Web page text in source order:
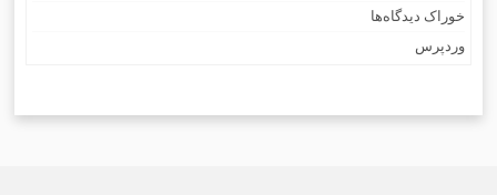
خوراک دیدگاه‌ها
وردپرس